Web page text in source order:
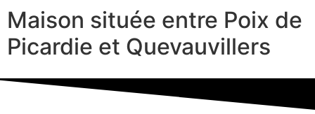
Maison située entre Poix de
Picardie et Quevauvillers